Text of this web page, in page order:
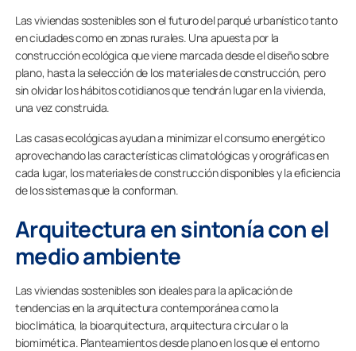
Las viviendas sostenibles son el futuro del parqué urbanístico tanto
en ciudades como en zonas rurales. Una apuesta por la
construcción ecológica que viene marcada desde el diseño sobre
plano, hasta la selección de los materiales de construcción, pero
sin olvidar los hábitos cotidianos que tendrán lugar en la vivienda,
una vez construida.
Las casas ecológicas ayudan a minimizar el consumo energético
aprovechando las características climatológicas y orográficas en
cada lugar, los materiales de construcción disponibles y la eficiencia
de los sistemas que la conforman.
Arquitectura en sintonía con el
medio ambiente
Las viviendas sostenibles son ideales para la aplicación de
tendencias en la arquitectura contemporánea como la
bioclimática, la bioarquitectura, arquitectura circular o la
biomimética. Planteamientos desde plano en los que el entorno